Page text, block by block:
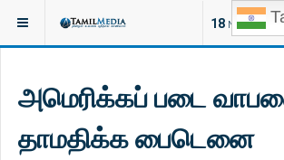
18 NEW
இருக்குமிடம்: செய்திகள்
அமெரிக்கப் படை
தாமதிக்க பைடெனை